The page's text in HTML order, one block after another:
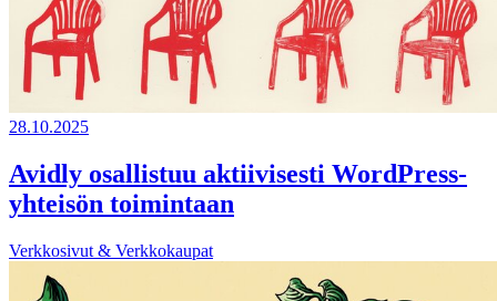
28.10.2025
Avidly osallistuu aktiivisesti WordPress-
yhteisön toimintaan
Verkkosivut & Verkkokaupat